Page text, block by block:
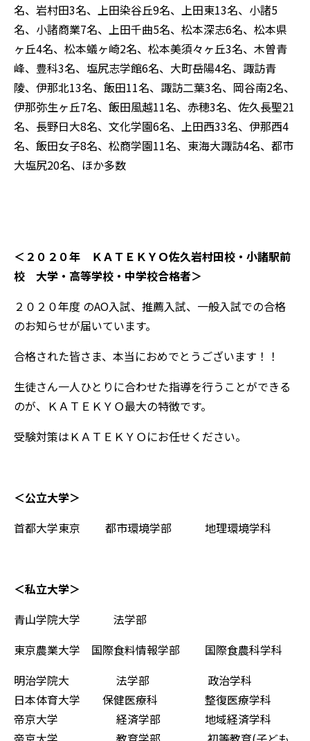
名、岩村田3名、上田染谷丘9名、上田東13名、小諸5
名、小諸商業7名、上田千曲5名、松本深志6名、松本県
ヶ丘4名、松本蟻ヶ崎2名、松本美須々ヶ丘3名、木曽青
峰、豊科3名、塩尻志学館6名、大町岳陽4名、諏訪青
陵、伊那北13名、飯田11名、諏訪二葉3名、岡谷南2名、
伊那弥生ヶ丘7名、飯田風越11名、赤穂3名、佐久長聖21
名、長野日大8名、文化学園6名、上田西33名、伊那西4
名、飯田女子8名、松商学園11名、東海大諏訪4名、都市
大塩尻20名、ほか多数
＜２０２０年 ＫＡＴＥＫＹＯ佐久岩村田校・小諸駅前
校 大学・高等学校・中学校合格者＞
２０２０年度 のAO入試、推薦入試、一般入試での合格
のお知らせが届いています。
合格された皆さま、本当におめでとうございます！！
生徒さん一人ひとりに合わせた指導を行うことができる
のが、ＫＡＴＥＫＹＯ最大の特徴です。
受験対策はＫＡＴＥＫＹＯにお任せください。
＜公立大学＞
首都大学東京 都市環境学部 地理環境学科
＜私立大学＞
青山学院大学 法学部
東京農業大学 国際食料情報学部 国際食農科学科
明治学院大 法学部 政治学科
日本体育大学 保健医療科 整復医療学科
帝京大学 経済学部 地域経済学科